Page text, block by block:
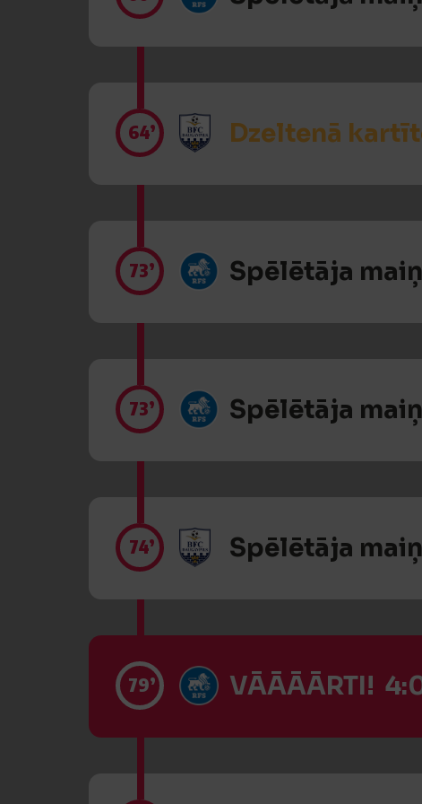
64’ Dzeltenā
73’ Spēlētāja
73’ Spēlētāja
74’ Spēlētāja
79’ VĀĀĀĀRTI!